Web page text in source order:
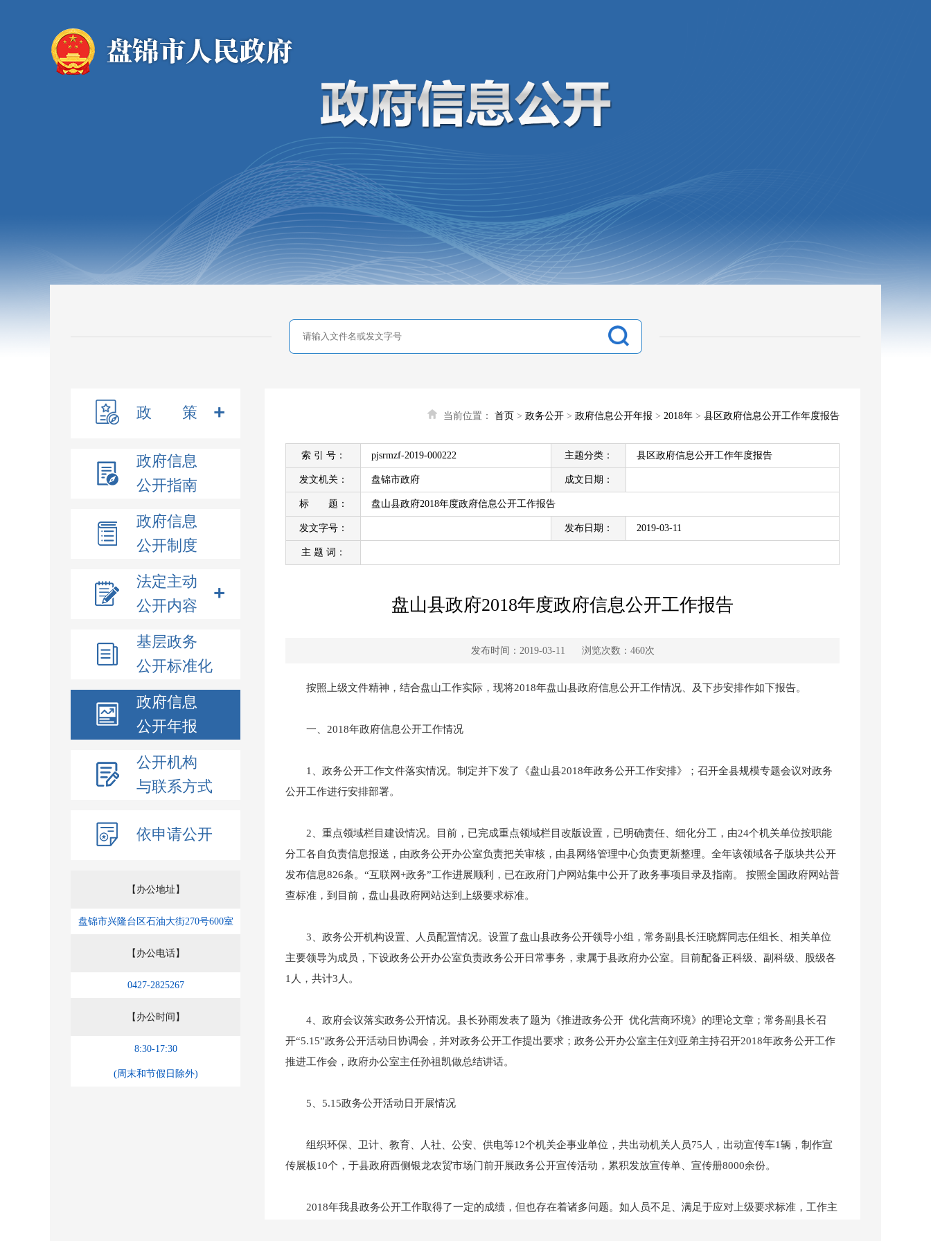
政 策
政府信息
公开指南
政府信息
公开制度
法定主动
公开内容
基层政务
公开标准化
政府信息
公开年报
公开机构
与联系方式
依申请公开
【办公地址】
盘锦市兴隆台区石油大街270号600室
【办公电话】
0427-2825267
【办公时间】
8:30-17:30
(周末和节假日除外)
当前位置： 首页 > 政务公开 > 政府信息公开年报 > 2018年 > 县区政府信息公开工作年度报告
索 引 号： pjsrmzf-2019-000222 主题分类： 县区政府信息公开工作年度报告
发文机关： 盘锦市政府 成文日期：
标 题： 盘山县政府2018年度政府信息公开工作报告
发文字号： 发布日期： 2019-03-11
主 题 词：
盘山县政府2018年度政府信息公开工作报告
发布时间：2019-03-11 浏览次数： 460次
按照上级文件精神，结合盘山工作实际，现将2018年盘山县政府信息公开工作情况、及下步安排作如下报告。
一、2018年政府信息公开工作情况
1、政务公开工作文件落实情况。制定并下发了《盘山县2018年政务公开工作安排》；召开全县规模专题会议对政务
公开工作进行安排部署。
2、重点领域栏目建设情况。目前，已完成重点领域栏目改版设置，已明确责任、细化分工，由24个机关单位按职能
分工各自负责信息报送，由政务公开办公室负责把关审核，由县网络管理中心负责更新整理。全年该领域各子版块共公开
发布信息826条。“互联网+政务”工作进展顺利，已在政府门户网站集中公开了政务事项目录及指南。 按照全国政府网站普
查标准，到目前，盘山县政府网站达到上级要求标准。
3、政务公开机构设置、人员配置情况。设置了盘山县政务公开领导小组，常务副县长汪晓辉同志任组长、相关单位
主要领导为成员，下设政务公开办公室负责政务公开日常事务，隶属于县政府办公室。目前配备正科级、副科级、股级各
1人，共计3人。
4、政府会议落实政务公开情况。县长孙雨发表了题为《推进政务公开 优化营商环境》的理论文章；常务副县长召
开“5.15”政务公开活动日协调会，并对政务公开工作提出要求；政务公开办公室主任刘亚弟主持召开2018年政务公开工作
推进工作会，政府办公室主任孙祖凯做总结讲话。
5、5.15政务公开活动日开展情况
组织环保、卫计、教育、人社、公安、供电等12个机关企事业单位，共出动机关人员75人，出动宣传车1辆，制作宣
传展板10个，于县政府西侧银龙农贸市场门前开展政务公开宣传活动，累积发放宣传单、宣传册8000余份。
2018年我县政务公开工作取得了一定的成绩，但也存在着诸多问题。如人员不足、满足于应对上级要求标准，工作主